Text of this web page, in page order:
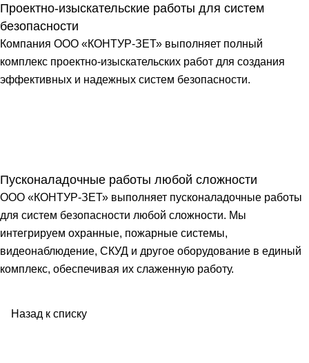
Проектно-изыскательские работы для систем
безопасности
Компания ООО «КОНТУР-ЗЕТ» выполняет полный
комплекс проектно-изыскательских работ для создания
эффективных и надежных систем безопасности.
Пусконаладочные работы любой сложности
ООО «КОНТУР-ЗЕТ» выполняет пусконаладочные работы
для систем безопасности любой сложности. Мы
интегрируем охранные, пожарные системы,
видеонаблюдение, СКУД и другое оборудование в единый
комплекс, обеспечивая их слаженную работу.
Назад к списку